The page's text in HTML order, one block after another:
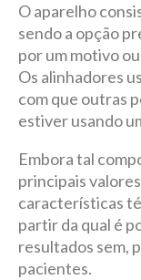
O aparelho
sendo a opção
por um motivo
Os alinhadores
com que outras
estiver usando
Embora tal
principais
características
partir da qual é
resultados sem,
pacientes.